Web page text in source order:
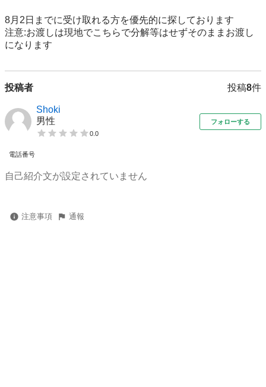
8月2日までに受け取れる方を優先的に探しております
注意:お渡しは現地でこちらで分解等はせずそのままお渡し
になります
投稿者 投稿8件
Shoki
男性
0.0
フォローする
電話番号
自己紹介文が設定されていません
注意事項 通報